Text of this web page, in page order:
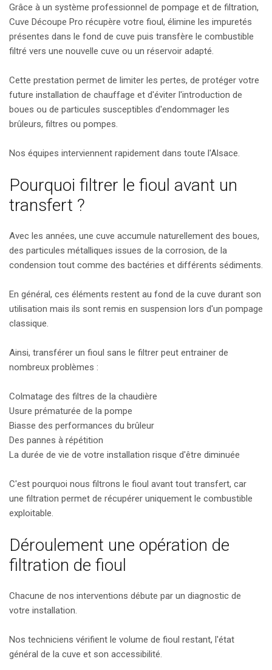
Grâce à un système professionnel de pompage et de filtration,
Cuve Découpe Pro récupère votre fioul, élimine les impuretés
présentes dans le fond de cuve puis transfère le combustible
filtré vers une nouvelle cuve ou un réservoir adapté.
Cette prestation permet de limiter les pertes, de protéger votre
future installation de chauffage et d'éviter l'introduction de
boues ou de particules susceptibles d'endommager les
brûleurs, filtres ou pompes.
Nos équipes interviennent rapidement dans toute l'Alsace.
Pourquoi filtrer le fioul avant un
transfert ?
Avec les années, une cuve accumule naturellement des boues,
des particules métalliques issues de la corrosion, de la
condension tout comme des bactéries et différents sédiments.
En général, ces éléments restent au fond de la cuve durant son
utilisation mais ils sont remis en suspension lors d'un pompage
classique.
Ainsi, transférer un fioul sans le filtrer peut entrainer de
nombreux problèmes :
Colmatage des filtres de la chaudière
Usure prématurée de la pompe
Biasse des performances du brûleur
Des pannes à répétition
La durée de vie de votre installation risque d'être diminuée
C'est pourquoi nous filtrons le fioul avant tout transfert, car
une filtration permet de récupérer uniquement le combustible
exploitable.
Déroulement une opération de
filtration de fioul
Chacune de nos interventions débute par un diagnostic de
votre installation.
Nos techniciens vérifient le volume de fioul restant, l'état
général de la cuve et son accessibilité.